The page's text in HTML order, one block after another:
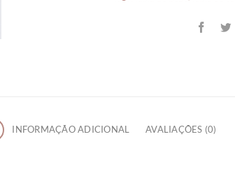
INFORMAÇÃO ADICIONAL AVALIAÇÕES (0)